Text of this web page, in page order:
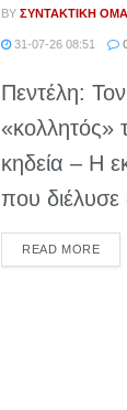
BY ΣΥΝΤΑΚΤΙΚΉ
31-07-26 08:51
Πεντέλη:
«κολλητός»
κηδεία – Η
που διέλυσε
READ MORE